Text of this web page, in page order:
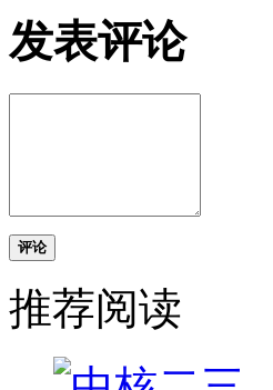
发表评论
评论
推荐阅读